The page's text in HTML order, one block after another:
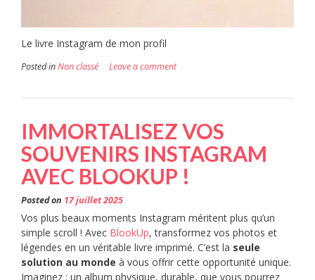
Le livre Instagram de mon profil
Posted inNon classé Leave a comment
IMMORTALISEZ VOS
SOUVENIRS INSTAGRAM
AVEC BLOOKUP !
Posted on 17 juillet 2025
Vos plus beaux moments Instagram méritent plus qu’un
simple scroll ! Avec BlookUp, transformez vos photos et
légendes en un véritable livre imprimé. C’est la seule
solution au monde à vous offrir cette opportunité unique.
Imaginez : un album physique, durable, que vous pourrez